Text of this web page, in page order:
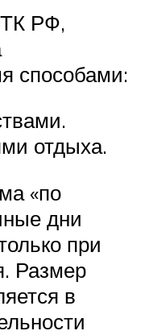
ТК РФ,
способами:
отдыха.
«по
дни
при
Размер
в